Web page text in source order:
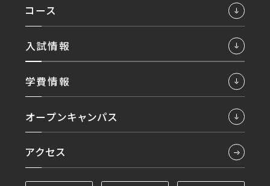
コース
入試情報
学費情報
オープンキャンパス
アクセス